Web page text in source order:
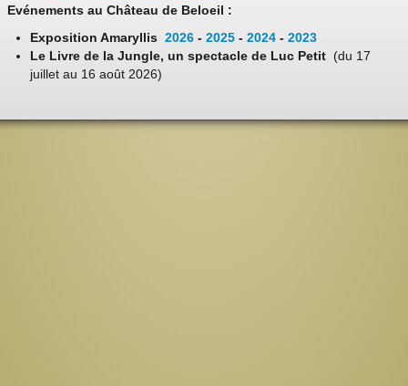
Evénements au Château de Beloeil :
Exposition Amaryllis 2026 - 2025 - 2024 - 2023
Le Livre de la Jungle, un spectacle de Luc Petit (du 17
juillet au 16 août 2026)